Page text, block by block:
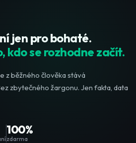
jen pro bohaté.
kdo se rozhodne začít.
z běžného člověka stává
zbytečného žargonu. Jen fakta, data
100%
zdarma